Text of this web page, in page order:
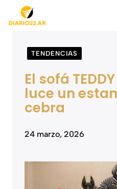
Saltar
TENDENCIAS
El sofá
luce un
cebra
24 marzo, 2026